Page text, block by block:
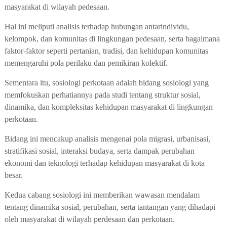
masyarakat di wilayah pedesaan.
Hal ini meliputi analisis terhadap hubungan antarindividu,
kelompok, dan komunitas di lingkungan pedesaan, serta bagaimana
faktor-faktor seperti pertanian, tradisi, dan kehidupan komunitas
memengaruhi pola perilaku dan pemikiran kolektif.
Sementara itu, sosiologi perkotaan adalah bidang sosiologi yang
memfokuskan perhatiannya pada studi tentang struktur sosial,
dinamika, dan kompleksitas kehidupan masyarakat di lingkungan
perkotaan.
Bidang ini mencakup analisis mengenai pola migrasi, urbanisasi,
stratifikasi sosial, interaksi budaya, serta dampak perubahan
ekonomi dan teknologi terhadap kehidupan masyarakat di kota
besar.
Kedua cabang sosiologi ini memberikan wawasan mendalam
tentang dinamika sosial, perubahan, serta tantangan yang dihadapi
oleh masyarakat di wilayah perdesaan dan perkotaan.